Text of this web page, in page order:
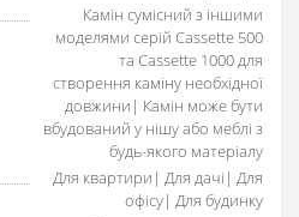
Камін сумісний з іншими
моделями серій Cassette 500
та Cassette 1000 для
створення каміну необхідної
довжини| Камін може бути
вбудований у нішу або меблі з
будь-якого матеріалу
Для квартири| Для дачі| Для
офісу| Для будинку